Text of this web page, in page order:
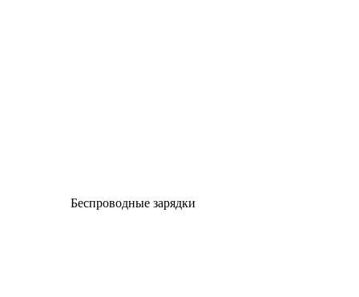
Беспроводные зарядки